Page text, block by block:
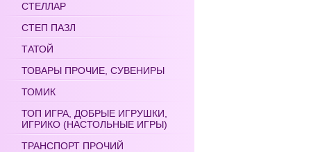
СТЕЛЛАР
СТЕП ПАЗЛ
ТАТОЙ
ТОВАРЫ ПРОЧИЕ, СУВЕНИРЫ
ТОМИК
ТОП ИГРА, ДОБРЫЕ ИГРУШКИ,
ИГРИКО (НАСТОЛЬНЫЕ ИГРЫ)
ТРАНСПОРТ ПРОЧИЙ